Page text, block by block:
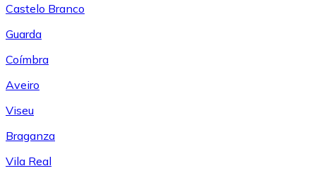
Castelo Branco
Guarda
Coímbra
Aveiro
Viseu
Braganza
Vila Real